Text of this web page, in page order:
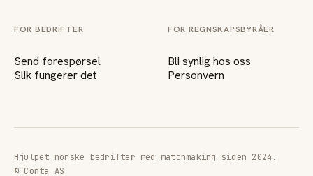
FOR BEDRIFTER
Send forespørsel
Slik fungerer det
FOR REGNSKAPSBYRÅER
Bli synlig hos oss
Personvern
Hjulpet norske bedrifter med matchmaking siden 2024.
© Conta AS